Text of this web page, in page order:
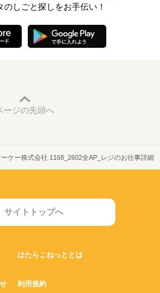
のしごと探しをお手伝い！
ージの先頭へ
ーケー株式会社 1168_2602全AP_レジのお仕事詳細
サイトトップへ
はたらこねっととは
利用規約